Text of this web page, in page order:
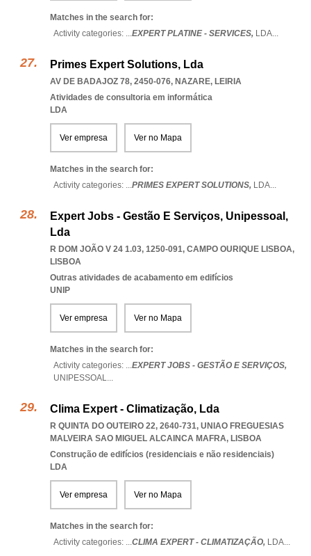
Matches in the search for:
Activity categories: ...EXPERT PLATINE - SERVICES, LDA...
Primes Expert Solutions, Lda
AV DE BADAJOZ 78, 2450-076, NAZARE, LEIRIA
Atividades de consultoria em informática
LDA
Ver empresa Ver no Mapa
Matches in the search for:
Activity categories: ...PRIMES EXPERT SOLUTIONS, LDA...
Expert Jobs - Gestão E Serviços, Unipessoal,
Lda
R DOM JOÃO V 24 1.03, 1250-091, CAMPO OURIQUE LISBOA,
LISBOA
Outras atividades de acabamento em edifícios
UNIP
Ver empresa Ver no Mapa
Matches in the search for:
Activity categories: ...EXPERT JOBS - GESTÃO E SERVIÇOS,
UNIPESSOAL...
Clima Expert - Climatização, Lda
R QUINTA DO OUTEIRO 22, 2640-731, UNIAO FREGUESIAS
MALVEIRA SAO MIGUEL ALCAINCA MAFRA, LISBOA
Construção de edifícios (residenciais e não residenciais)
LDA
Ver empresa Ver no Mapa
Matches in the search for:
Activity categories: ...CLIMA EXPERT - CLIMATIZAÇÃO, LDA...